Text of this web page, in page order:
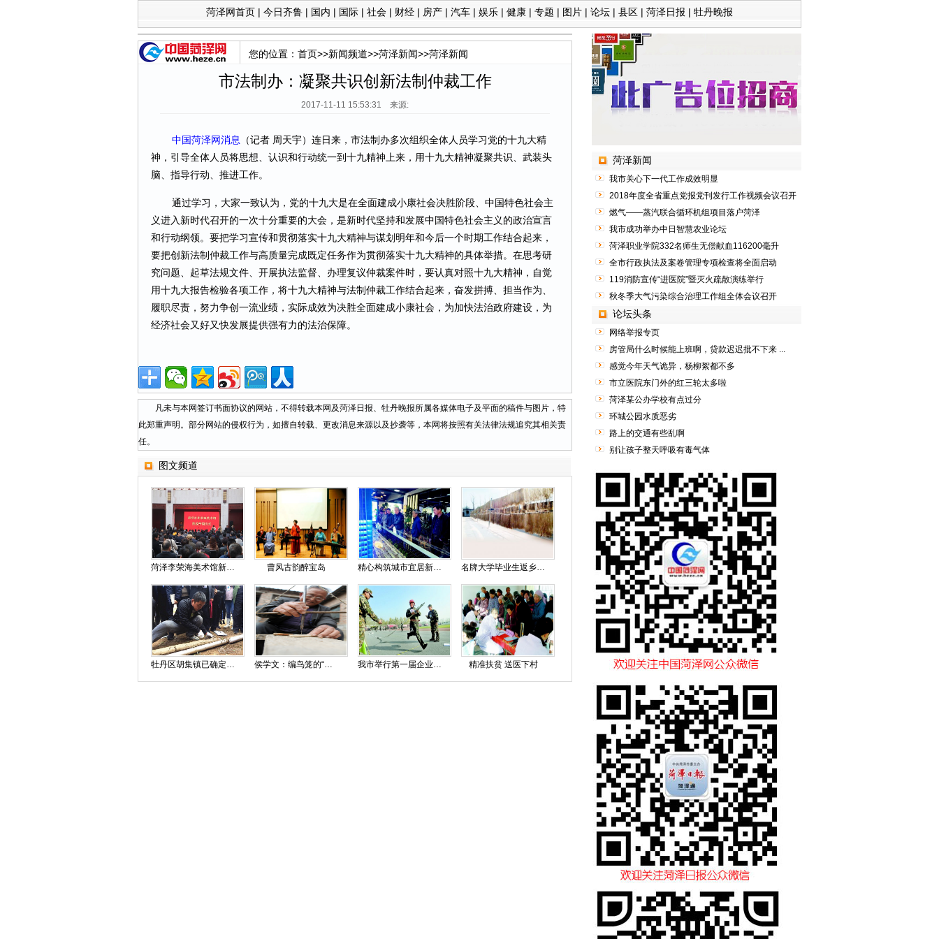
菏泽网首页 | 今日齐鲁 | 国内 | 国际 | 社会 | 财经 | 房产 | 汽车 | 娱乐 | 健康 | 专题 | 图片 | 论坛 | 县区 | 菏泽日报 | 牡丹晚报
您的位置： 首页>>新闻频道>>菏泽新闻>>菏泽新闻
市法制办：凝聚共识创新法制仲裁工作
2017-11-11 15:53:31 来源:
中国菏泽网消息
（记者 周天宇）连日来，市法制办多次组织全体人员学习党的十九大精
神，引导全体人员将思想、认识和行动统一到十九精神上来，用十九大精神凝聚共识、武装头
脑、指导行动、推进工作。
通过学习，大家一致认为，党的十九大是在全面建成小康社会决胜阶段、中国特色社会主
义进入新时代召开的一次十分重要的大会，是新时代坚持和发展中国特色社会主义的政治宣言
和行动纲领。要把学习宣传和贯彻落实十九大精神与谋划明年和今后一个时期工作结合起来，
要把创新法制仲裁工作与高质量完成既定任务作为贯彻落实十九大精神的具体举措。在思考研
究问题、起草法规文件、开展执法监督、办理复议仲裁案件时，要认真对照十九大精神，自觉
用十九大报告检验各项工作，将十九大精神与法制仲裁工作结合起来，奋发拼搏、担当作为、
履职尽责，努力争创一流业绩，实际成效为决胜全面建成小康社会，为加快法治政府建设，为
经济社会又好又快发展提供强有力的法治保障。
凡未与本网签订书面协议的网站，不得转载本网及菏泽日报、牡丹晚报所属各媒体电子及平面的稿件与图片，特
此郑重声明。部分网站的侵权行为，如擅自转载、更改消息来源以及抄袭等，本网将按照有关法律法规追究其相关责
任。
图文频道
菏泽李荣海美术馆新馆今日开馆 曹风古韵醉宝岛 精心构筑城市宜居新家园 ——菏泽中心采风记 名牌大学毕业生返乡创业卖粉条
牡丹区胡集镇已确定为先秦成阳故城与帝尧陵遗址 侯学文：编鸟笼的“网红”老艺人 我市举行第一届企业和乡镇专职消防队比武竞赛 精准扶贫 送医下村
菏泽新闻
我市关心下一代工作成效明显
2018年度全省重点党报党刊发行工作视频会议召开
燃气——蒸汽联合循环机组项目落户菏泽
我市成功举办中日智慧农业论坛
菏泽职业学院332名师生无偿献血116200毫升
全市行政执法及案卷管理专项检查将全面启动
119消防宣传“进医院”暨灭火疏散演练举行
秋冬季大气污染综合治理工作组全体会议召开
论坛头条
网络举报专页
房管局什么时候能上班啊，贷款迟迟批不下来 ...
感觉今年天气诡异，杨柳絮都不多
市立医院东门外的红三轮太多啦
菏泽某公办学校有点过分
环城公园水质恶劣
路上的交通有些乱啊
别让孩子整天呼吸有毒气体